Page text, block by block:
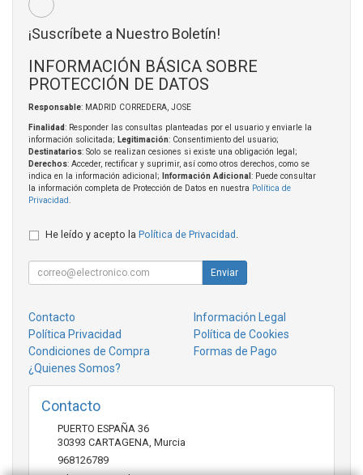
¡Suscríbete a Nuestro Boletín!
INFORMACIÓN BÁSICA SOBRE
PROTECCIÓN DE DATOS
Responsable: MADRID CORREDERA, JOSE
Finalidad: Responder las consultas planteadas por el usuario y enviarle la
información solicitada; Legitimación: Consentimiento del usuario;
Destinatarios: Solo se realizan cesiones si existe una obligación legal;
Derechos: Acceder, rectificar y suprimir, así como otros derechos, como se
indica en la información adicional;
Información Adicional : Puede consultar
la información completa de Protección de Datos en nuestra Política de
Privacidad
He leído y acepto la Política de Privacidad
Enviar
Contacto
Información Legal
Política Privacidad
Política de Cookies
Condiciones de Compra
Formas de Pago
¿Quienes Somos?
Contacto
PUERTO ESPAÑA 36
30393 CARTAGENA Murcia
968126789